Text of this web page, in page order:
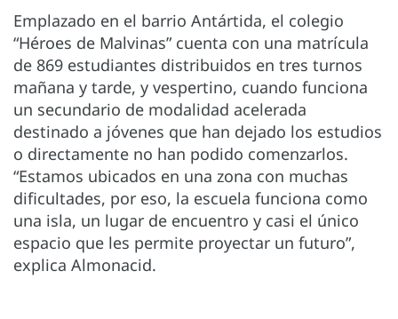
Emplazado en el barrio Antártida, el colegio
“Héroes de Malvinas” cuenta con una matrícula
de 869 estudiantes distribuidos en tres turnos
mañana y tarde, y vespertino, cuando funciona
un secundario de modalidad acelerada
destinado a jóvenes que han dejado los estudios
o directamente no han podido comenzarlos.
“Estamos ubicados en una zona con muchas
dificultades, por eso, la escuela funciona como
una isla, un lugar de encuentro y casi el único
espacio que les permite proyectar un futuro”,
explica Almonacid.